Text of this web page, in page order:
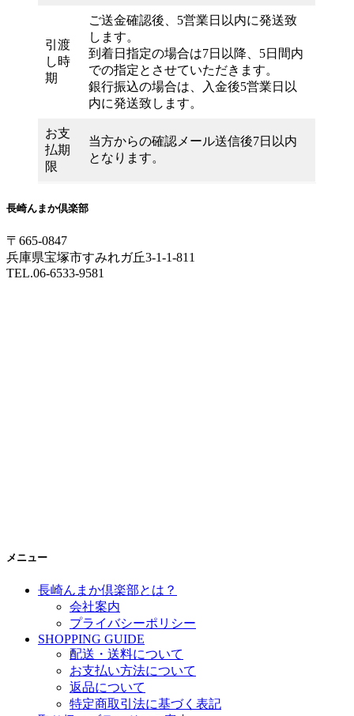
引渡
し時
期
ご送金確認後、5営業日以内に発送致
します。
到着日指定の場合は7日以降、5日間内
での指定とさせていただきます。
銀行振込の場合は、入金後5営業日以
内に発送致します。
お支
払期
限
当方からの確認メール送信後7日以内
となります。
長崎んまか倶楽部
〒665-0847
兵庫県宝塚市すみれガ丘3-1-1-811
TEL.06-6533-9581
メニュー
長崎んまか倶楽部とは？
会社案内
プライバシーポリシー
SHOPPING GUIDE
配送・送料について
お支払い方法について
返品について
特定商取引法に基づく表記